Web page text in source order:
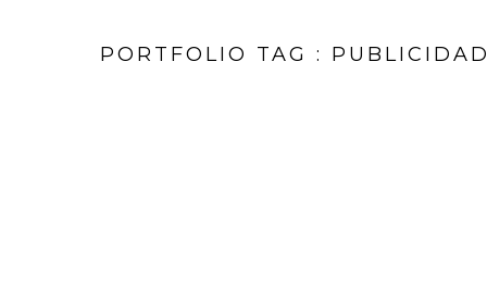
PORTFOLIO TAG : PUBLICIDAD